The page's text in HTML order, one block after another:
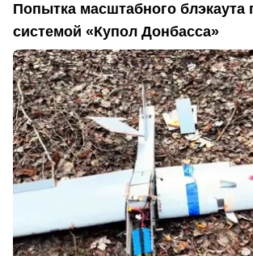
Попытка масштабного блэкаута
системой «Купол Донбасса»